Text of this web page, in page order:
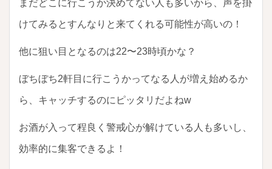
まだどこに行こうか決めてない人も多いから、声を掛
けてみるとすんなりと来てくれる可能性が高いの！
他に狙い目となるのは22〜23時頃かな？
ぼちぼち2軒目に行こうかってなる人が増え始めるか
ら、キャッチするのにピッタリだよねw
お酒が入って程良く警戒心が解けている人も多いし、
効率的に集客できるよ！